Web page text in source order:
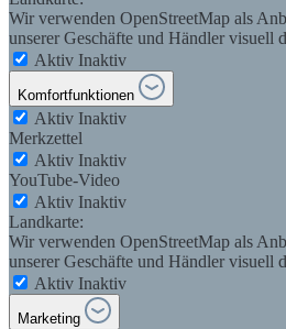
Wir verwenden OpenStreetMap als
unserer Geschäfte und Händler visuell
Aktiv Inaktiv
Komfortfunktionen
Aktiv Inaktiv
Merkzettel
Aktiv Inaktiv
YouTube-Video
Aktiv Inaktiv
Landkarte:
Wir verwenden OpenStreetMap als
unserer Geschäfte und Händler visuell
Aktiv Inaktiv
Marketing